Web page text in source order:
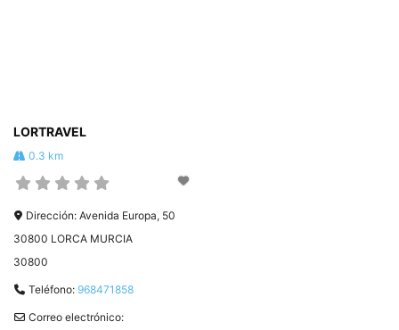
LORTRAVEL
0.3 km
Dirección: Avenida Europa, 50
30800 LORCA MURCIA
30800
Teléfono: 968471858
Correo electrónico: